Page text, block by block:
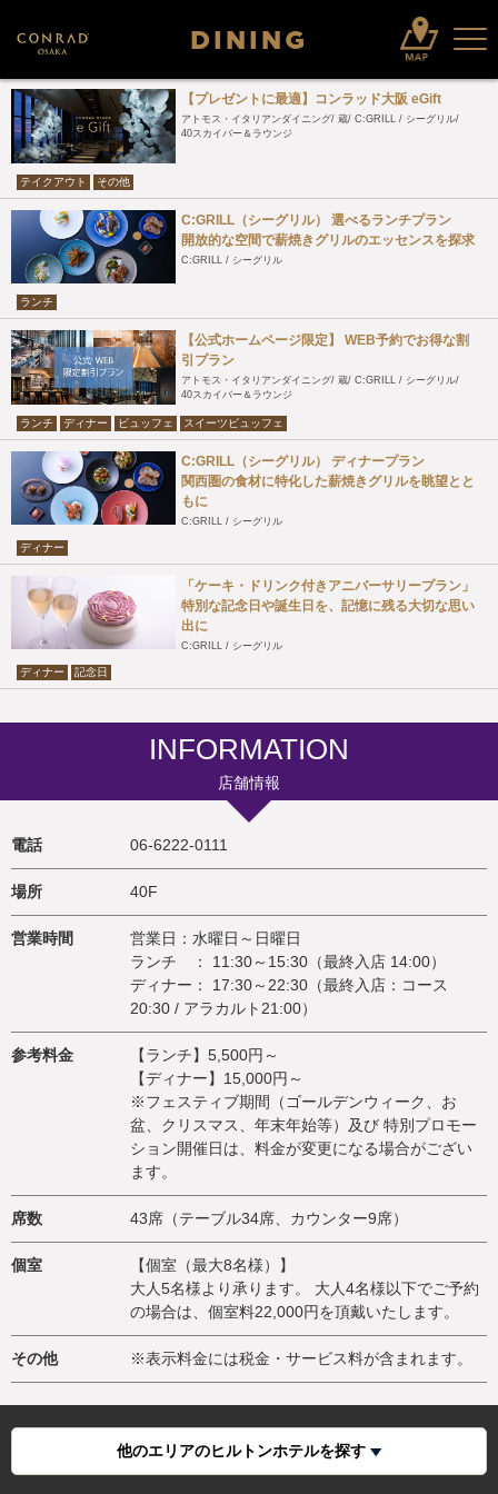
DINING
【プレゼントに最適】コンラッド大阪 eGift
アトモス・イタリアンダイニング 蔵 C:GRILL / シーグリル
40スカイバー＆ラウンジ
テイクアウト その他
C:GRILL（シーグリル） 選べるランチプラン
開放的な空間で薪焼きグリルのエッセンスを探求
C:GRILL / シーグリル
ランチ
【公式ホームページ限定】 WEB予約でお得な割
引プラン
アトモス・イタリアンダイニング 蔵 C:GRILL / シーグリル
40スカイバー＆ラウンジ
ランチ ディナー ビュッフェ スイーツビュッフェ
C:GRILL（シーグリル） ディナープラン
関西圏の食材に特化した薪焼きグリルを眺望とと
もに
C:GRILL / シーグリル
ディナー
「ケーキ・ドリンク付きアニバーサリープラン」
特別な記念日や誕生日を、記憶に残る大切な思い
出に
C:GRILL / シーグリル
ディナー 記念日
INFORMATION
店舗情報
電話 06-6222-0111
場所 40F
営業時間
営業日：水曜日～日曜日
ランチ ： 11:30～15:30（最終入店 14:00）
ディナー： 17:30～22:30（最終入店：コース
20:30 / アラカルト21:00）
参考料金
【ランチ】5,500円～
【ディナー】15,000円～
※フェスティブ期間（ゴールデンウィーク、お
盆、クリスマス、年末年始等）及び 特別プロモー
ション開催日は、料金が変更になる場合がござい
ます。
席数 43席（テーブル34席、カウンター9席）
個室
【個室（最大8名様）】
大人5名様より承ります。 大人4名様以下でご予約
の場合は、個室料22,000円を頂戴いたします。
その他 ※表示料金には税金・サービス料が含まれます。
他のエリアのヒルトンホテルを探す